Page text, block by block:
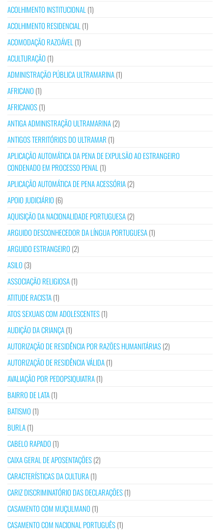
ACOLHIMENTO INSTITUCIONAL (1)
ACOLHIMENTO RESIDENCIAL (1)
ACOMODAÇÃO RAZOÁVEL (1)
ACULTURAÇÃO (1)
ADMINISTRAÇÃO PÚBLICA ULTRAMARINA(1)
AFRICANO (1)
AFRICANOS(1)
ANTIGA ADMINISTRAÇÃO ULTRAMARINA(2)
ANTIGOS TERRITÓRIOS DO ULTRAMAR (1)
APLICAÇÃO AUTOMÁTICA DA PENA DE EXPULSÃO AO ESTRANGEIRO
CONDENADO EM PROCESSO PENAL (1)
APLICAÇÃO AUTOMÁTICA DE PENA ACESSÓRIA(2)
APOIO JUDICIÁRIO (6)
AQUISIÇÃO DA NACIONALIDADE PORTUGUESA(2)
ARGUIDO DESCONHECEDOR DA LÍNGUA PORTUGUESA(1)
ARGUIDO ESTRANGEIRO (2)
ASILO (3)
ASSOCIAÇÃO RELIGIOSA(1)
ATITUDE RACISTA(1)
ATOS SEXUAIS COM ADOLESCENTES(1)
AUDIÇÃO DA CRIANÇA(1)
AUTORIZAÇÃO DE RESIDÊNCIA POR RAZÕES HUMANITÁRIAS(2)
AUTORIZAÇÃO DE RESIDÊNCIA VÁLIDA(1)
AVALIAÇÃO POR PEDOPSIQUIATRA(1)
BAIRRO DE LATA(1)
BATISMO (1)
BURLA(1)
CABELO RAPADO (1)
CAIXA GERAL DE APOSENTAÇÕES(2)
CARACTERÍSTICAS DA CULTURA(1)
CARIZ DISCRIMINATÓRIO DAS DECLARAÇÕES(1)
CASAMENTO COM MUÇULMANO (1)
CASAMENTO COM NACIONAL PORTUGUÊS(1)